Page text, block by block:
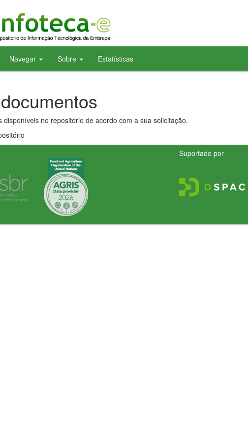
Navegar Sobre Estatísticas
disponíveis no repositório de acordo com a sua solicitação.
Suportado por